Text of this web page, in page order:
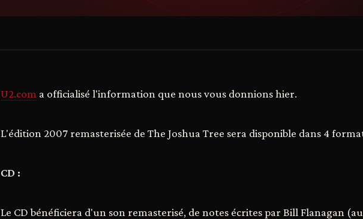
U2.com a officialisé l'information que nous vous donnions hier.
L'édition 2007 remasterisée de The Joshua Tree sera disponible dans 4
CD :
Le CD bénéficiera d'un son remasterisé, de notes écrites par Bill Flanagan